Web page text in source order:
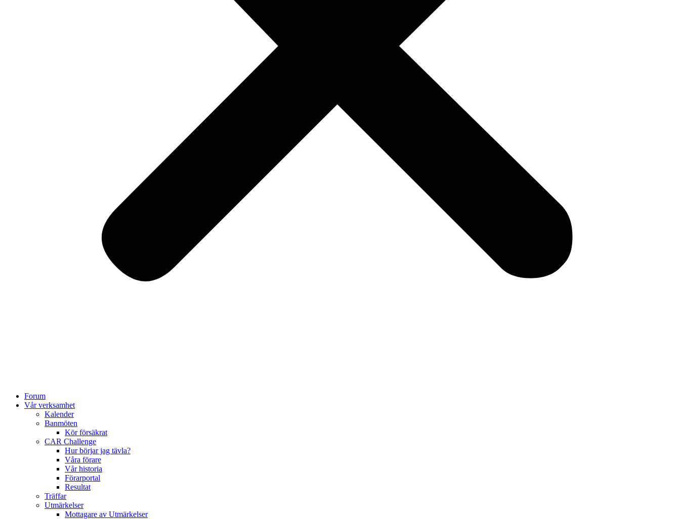
Forum
Vår verksamhet
Kalender
Banmöten
Kör försäkrat
CAR Challenge
Hur börjar jag tävla?
Våra förare
Vår historia
Förarportal
Resultat
Träffar
Utmärkelser
Mottagare av Utmärkelser